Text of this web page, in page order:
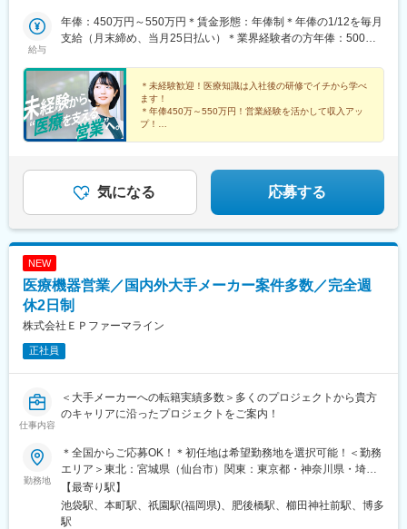
県【東京本社】東京都豊島区西池袋3-27-12 池袋ウェストパーク
ビル＊各線「池袋駅」西口より徒歩5分【大阪オフィス】大阪府大
各線「本町駅」より徒歩1分【福岡オフィス】福岡県福岡市博多区
博多駅前2-19-24 大博センタービル6F＊JR・福岡市地下鉄各線
「博多駅」より徒歩5分
給与
年俸：450万円～550万円＊賃金形態：年俸制＊年俸の1/12を毎月
支給（月末締め、当月25日払い）＊業界経験者の方年俸：500万
＊未経験歓迎！医療知識は入社後の研修でイチから学べ
ます！
＊年俸450万～550万円！営業経験を活かして収入アッ
プ！
気になる 応募する
NEW
医療機器営業／国内外大手メーカー案件多数／完全週
休2日制
株式会社ＥＰファーマライン
正社員
仕事内容
＜大手メーカーへの転籍実績多数＞多くのプロジェクトから貴方
のキャリアに沿ったプロジェクトをご案内！
勤務地
＊全国からご応募OK！＊初任地は希望勤務地を選択可能！＜勤務
エリア＞東北：宮城県（仙台市）関東：東京都・神奈川県・埼玉
県・千葉県・栃木県・群馬県東海：愛知県・静岡県・岐阜県信
越：長野県（松本市）北陸：石川県（金沢市）関西：大阪府・兵
庫県中国：広島県四国：香川県（高松市）・愛媛県（松山市）九
【最寄り駅】
池袋駅、本町駅、祇園駅(福岡県)、肥後橋駅、櫛田神社前駅、博多
駅